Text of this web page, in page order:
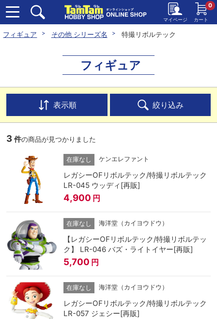
マイページ カート
0
フィギュア その他 シリーズ名 特撮リボルテック
フィギュア
表示順 絞り込み
3 件の商品が見つかりました
在庫なし ケンエレファント
レガシーOFリボルテック/特撮リボルテック
LR-045 ウッディ[再販]
4,900 円
在庫なし 海洋堂（カイヨウドウ）
【レガシーOFリボルテック/特撮リボルテッ
ク】 LR-046 バズ・ライトイヤー[再販]
5,700 円
在庫なし 海洋堂（カイヨウドウ）
レガシーOFリボルテック/特撮リボルテック
LR-057 ジェシー[再販]